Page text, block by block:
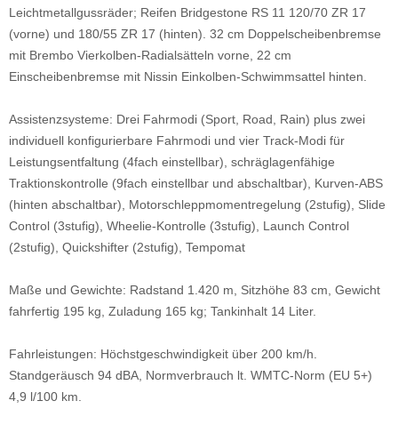
Leichtmetallgussräder; Reifen Bridgestone RS 11 120/70 ZR 17
(vorne) und 180/55 ZR 17 (hinten). 32 cm Doppelscheibenbremse
mit Brembo Vierkolben-Radialsätteln vorne, 22 cm
Einscheibenbremse mit Nissin Einkolben-Schwimmsattel hinten.
Assistenzsysteme: Drei Fahrmodi (Sport, Road, Rain) plus zwei
individuell konfigurierbare Fahrmodi und vier Track-Modi für
Leistungsentfaltung (4fach einstellbar), schräglagenfähige
Traktionskontrolle (9fach einstellbar und abschaltbar), Kurven-ABS
(hinten abschaltbar), Motorschleppmomentregelung (2stufig), Slide
Control (3stufig), Wheelie-Kontrolle (3stufig), Launch Control
(2stufig), Quickshifter (2stufig), Tempomat
Maße und Gewichte: Radstand 1.420 m, Sitzhöhe 83 cm, Gewicht
fahrfertig 195 kg, Zuladung 165 kg; Tankinhalt 14 Liter.
Fahrleistungen: Höchstgeschwindigkeit über 200 km/h.
Standgeräusch 94 dBA, Normverbrauch lt. WMTC-Norm (EU 5+)
4,9 l/100 km.